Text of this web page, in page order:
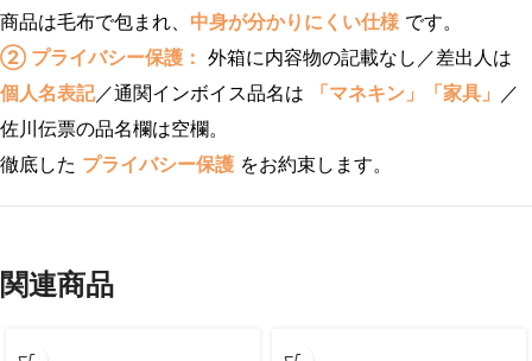
商品は毛布で包まれ、 中身が分かりにくい仕様 です。
② プライバシー保護： 外箱に内容物の記載なし／差出人は
個人名表記／通関インボイス品名は 「マネキン」「家具」 ／
佐川伝票の品名欄は空欄。
徹底した プライバシー保護 をお約束します。
関連商品